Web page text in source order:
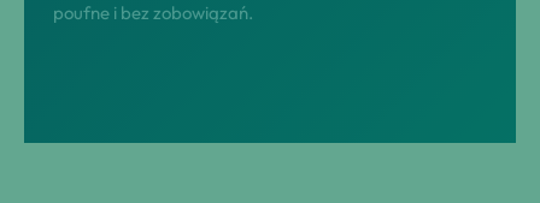
poufne i bez zobowiązań.